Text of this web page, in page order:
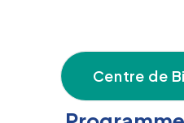
Centre de